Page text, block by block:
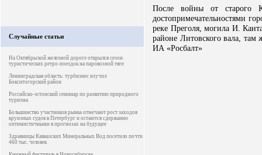
Случайные статьи
На Октябрьской железной дороге открылся сезон
туристических ретро-поездок на паровозной тяге
Ленинградская область: турбизнес изучил
Бокситогорский район
Российско-эстонский семинар по развитию природного
туризма
Большинство участников рынка отмечают рост заходов
круизных судов в Петербург и остаются сдержанно
оптимистичными в прогнозах на будущее
Здравницы Кавказских Минеральных Вод посетило почти
460 тыс. человек
После войны от старого
достопримечательностями
реке Преголя, могила И.
районе Литовского вала,
ИА «Росбалт»